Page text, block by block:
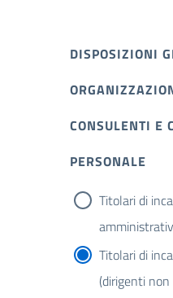
DISPOSIZIONI
CONSULENTI E
PERSONALE
Titolari di
Titolari di
(dirigenti